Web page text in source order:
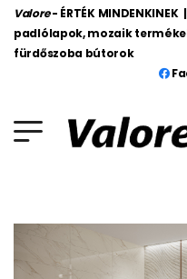
Valore - ÉRTÉK
padlólapok, mozaik
fürdőszoba bútorok